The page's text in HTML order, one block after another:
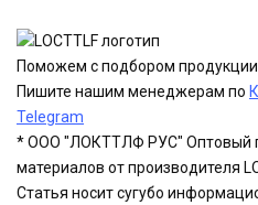
Поможем с подбором продукции
Пишите нашим менеджерам по
Telegram
* ООО "ЛОКТТЛФ РУС" Оптовый
материалов от производителя
Статья носит сугубо